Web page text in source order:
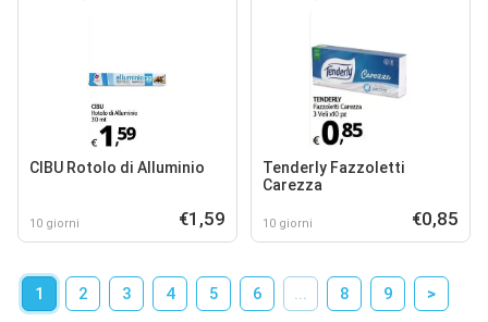
CIBU Rotolo di Alluminio
10 giorni €1,59
Tenderly Fazzoletti
Carezza
10 giorni €0,85
1 2 3 4 5 6 8 9 >